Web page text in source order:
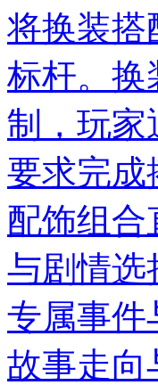
将换装搭
标杆。换
制，玩家
要求完成
配饰组合
与剧情选
专属事件
故事走向